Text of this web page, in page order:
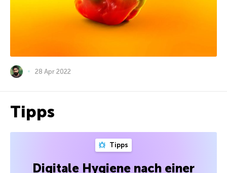
28 Apr 2022
Tipps
Tipps
Digitale Hygiene nach einer